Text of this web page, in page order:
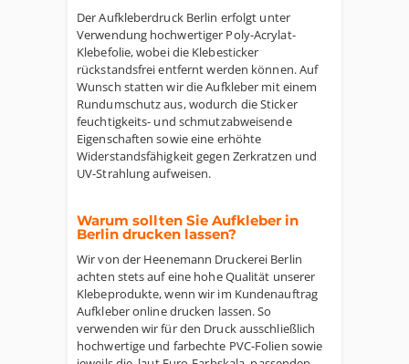
Der Aufkleberdruck Berlin erfolgt unter
Verwendung hochwertiger Poly-Acrylat-
Klebefolie, wobei die Klebesticker
rückstandsfrei entfernt werden können. Auf
Wunsch statten wir die Aufkleber mit einem
Rundumschutz aus, wodurch die Sticker
feuchtigkeits- und schmutzabweisende
Eigenschaften sowie eine erhöhte
Widerstandsfähigkeit gegen Zerkratzen und
UV-Strahlung aufweisen.
Warum sollten Sie Aufkleber in
Berlin drucken lassen?
Wir von der Heenemann Druckerei Berlin
achten stets auf eine hohe Qualität unserer
Klebeprodukte, wenn wir im Kundenauftrag
Aufkleber online drucken lassen. So
verwenden wir für den Druck ausschließlich
hochwertige und farbechte PVC-Folien sowie